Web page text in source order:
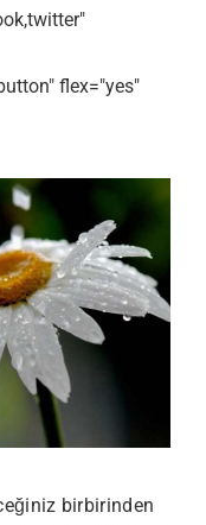
flex="yes"
birbirinden